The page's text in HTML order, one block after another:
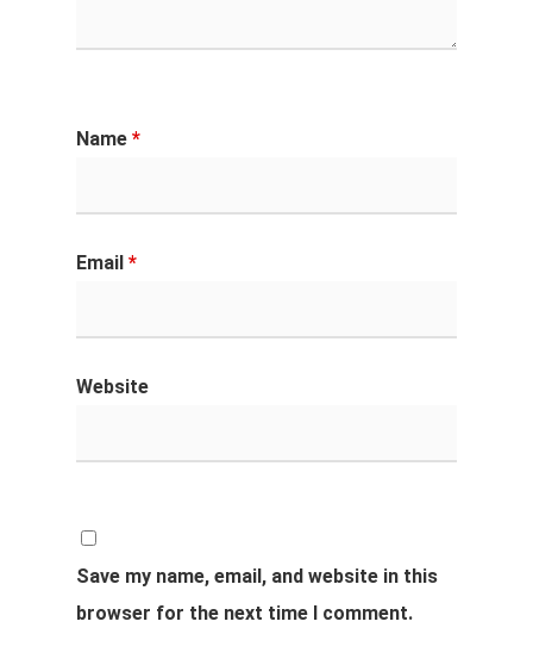
Name *
Email *
Website
Save my name, email, and website in this
browser for the next time I comment.